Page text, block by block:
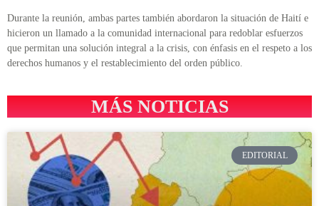
Durante la reunión, ambas partes también abordaron la situación de Haití e
hicieron un llamado a la comunidad internacional para redoblar esfuerzos
que permitan una solución integral a la crisis, con énfasis en el respeto a los
derechos humanos y el restablecimiento del orden público.
MÁS NOTICIAS
EDITORIAL